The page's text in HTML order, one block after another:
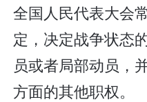
全国人民代表大会
定，决定战争状态
员或者局部动员，
方面的其他职权。